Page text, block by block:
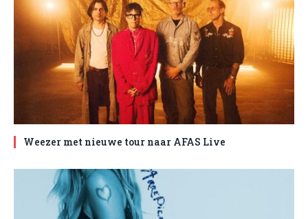
Weezer met nieuwe tour naar AFAS Live